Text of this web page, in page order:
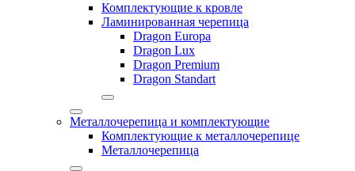
Комплектующие к кровле
Ламинированная черепица
Dragon Europa
Dragon Lux
Dragon Premium
Dragon Standart
Металлочерепица и комплектующие
Комплектующие к металлочерепице
Металлочерепица